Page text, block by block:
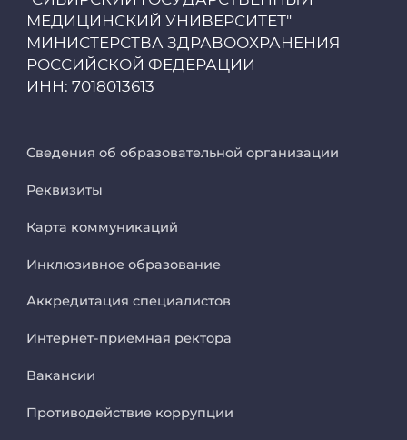
Образовательный портал
Опросы СибГМУ
МЕДИЦИНСКИЙ УНИВЕРСИТЕТ"
МИНИСТЕРСТВА ЗДРАВООХРАНЕНИЯ
РОССИЙСКОЙ ФЕДЕРАЦИИ
ИНН: 7018013613
Сведения об образовательной организации
Реквизиты
Карта коммуникаций
Инклюзивное образование
Аккредитация специалистов
Интернет-приемная ректора
Вакансии
Противодействие коррупции